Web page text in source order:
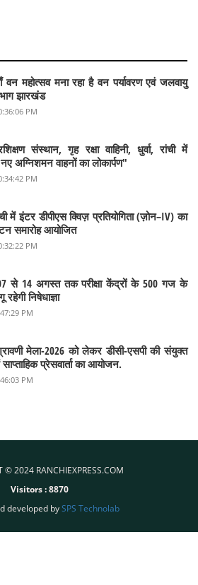
महोत्सव मना रहा है वन पर्यावरण एवं जलवायु
झारखंड
PM
संस्थान, गृह रक्षा वाहिनी, धुर्वा, रांची में
अग्निशमन वाहनों का लोकार्पण"
PM
में इंटर डीपीएस क्विज़ प्रतियोगिता (ज़ोन–IV) का
समारोह आयोजित
PM
से 14 अगस्त तक परीक्षा केंद्रों के 500 गज के
निषेधाज्ञा
PM
मेला-2026 को लेकर डीसी-एसपी की संयुक्त
प्रेसवार्ता का आयोजन.
PM
© 2024 RANCHIEXPRESS.COM
Visitors :8870
developed bySPS Technolab